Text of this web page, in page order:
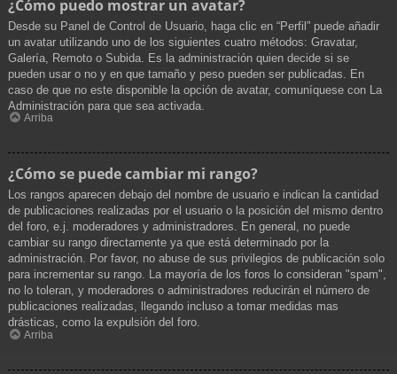
¿Cómo puedo mostrar un avatar?
Desde su Panel de Control de Usuario, haga clic en “Perfil” puede añadir
un avatar utilizando uno de los siguientes cuatro métodos: Gravatar,
Galería, Remoto o Subida. Es la administración quien decide si se
pueden usar o no y en que tamaño y peso pueden ser publicadas. En
caso de que no este disponible la opción de avatar, comuníquese con La
Administración para que sea activada.
Arriba
¿Cómo se puede cambiar mi rango?
Los rangos aparecen debajo del nombre de usuario e indican la cantidad
de publicaciones realizadas por el usuario o la posición del mismo dentro
del foro, e.j. moderadores y administradores. En general, no puede
cambiar su rango directamente ya que está determinado por la
administración. Por favor, no abuse de sus privilegios de publicación solo
para incrementar su rango. La mayoría de los foros lo consideran "spam",
no lo toleran, y moderadores o administradores reducirán el número de
publicaciones realizadas, llegando incluso a tomar medidas mas
drásticas, como la expulsión del foro.
Arriba